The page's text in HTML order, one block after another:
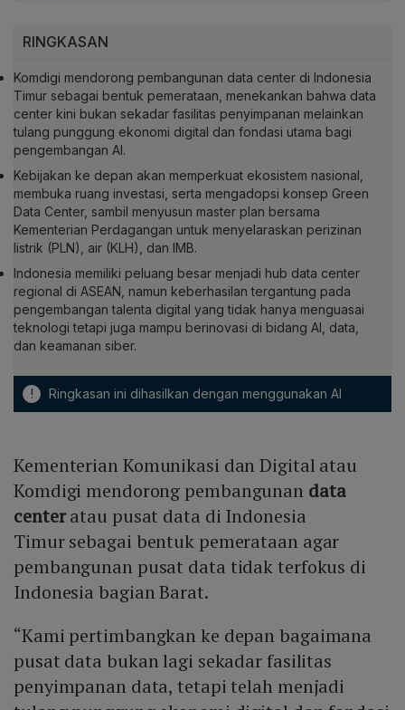
RINGKASAN
Komdigi mendorong pembangunan data center di Indonesia
Timur sebagai bentuk pemerataan, menekankan bahwa data
center kini bukan sekadar fasilitas penyimpanan melainkan
tulang punggung ekonomi digital dan fondasi utama bagi
pengembangan AI.
Kebijakan ke depan akan memperkuat ekosistem nasional,
membuka ruang investasi, serta mengadopsi konsep Green
Data Center, sambil menyusun master plan bersama
Kementerian Perdagangan untuk menyelaraskan perizinan
listrik (PLN), air (KLH), dan IMB.
Indonesia memiliki peluang besar menjadi hub data center
regional di ASEAN, namun keberhasilan tergantung pada
pengembangan talenta digital yang tidak hanya menguasai
teknologi tetapi juga mampu berinovasi di bidang AI, data,
dan keamanan siber.
! Ringkasan ini dihasilkan dengan menggunakan AI
Kementerian Komunikasi dan Digital atau
Komdigi mendorong pembangunan data
centeratau pusat data di Indonesia
Timur sebagai bentuk pemerataan agar
pembangunan pusat data tidak terfokus di
Indonesia bagian Barat.
“Kami pertimbangkan ke depan bagaimana
pusat data bukan lagi sekadar fasilitas
penyimpanan data, tetapi telah menjadi